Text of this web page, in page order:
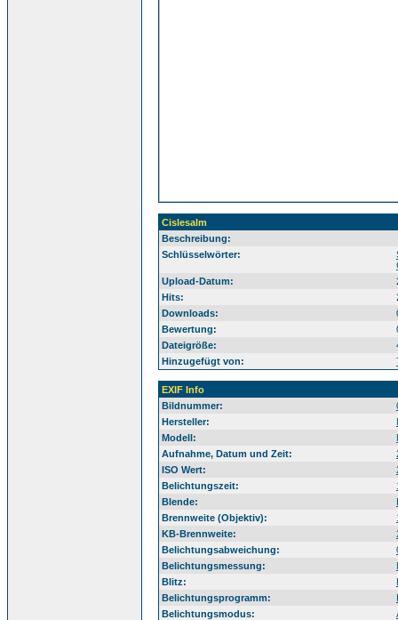
Cislesalm
Beschreibung:
Schlüsselwörter:
Upload-Datum:
Hits:
Downloads:
Bewertung:
Dateigröße:
Hinzugefügt von:
EXIF Info
Bildnummer:
Hersteller:
Modell:
Aufnahme, Datum und Zeit:
ISO Wert:
Belichtungszeit:
Blende:
Brennweite (Objektiv):
KB-Brennweite:
Belichtungsabweichung:
Belichtungsmessung:
Blitz:
Belichtungsprogramm:
Belichtungsmodus: